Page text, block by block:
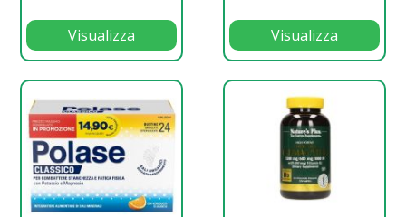
Visualizza Visualizza